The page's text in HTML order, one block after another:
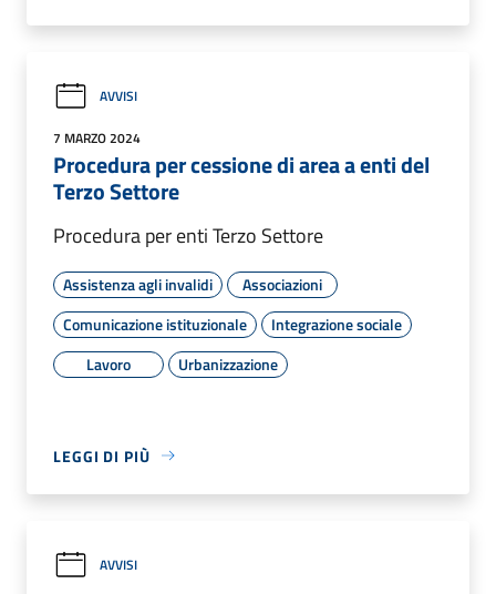
AVVISI
7 MARZO 2024
Procedura per cessione di area a enti del
Terzo Settore
Procedura per enti Terzo Settore
Assistenza agli invalidi
Associazioni
Comunicazione istituzionale
Integrazione sociale
Lavoro
Urbanizzazione
LEGGI DI PIÙ
AVVISI